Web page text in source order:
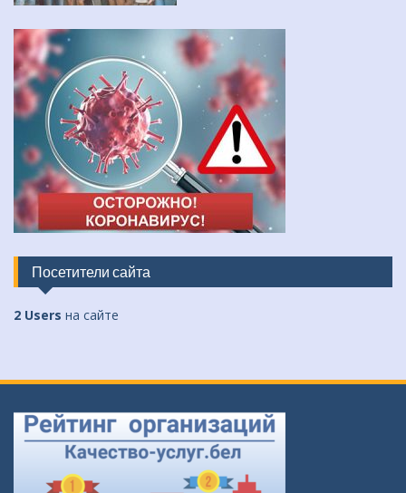
Посетители сайта
2 Users на сайте